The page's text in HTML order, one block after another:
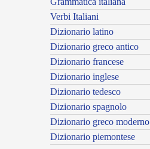
Verbi Italiani
Dizionario latino
Dizionario greco antico
Dizionario francese
Dizionario inglese
Dizionario tedesco
Dizionario spagnolo
Dizionario greco moderno
Dizionario piemontese